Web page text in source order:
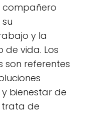
compañero
y la
vida. Los
son referentes
bienestar de
trata de